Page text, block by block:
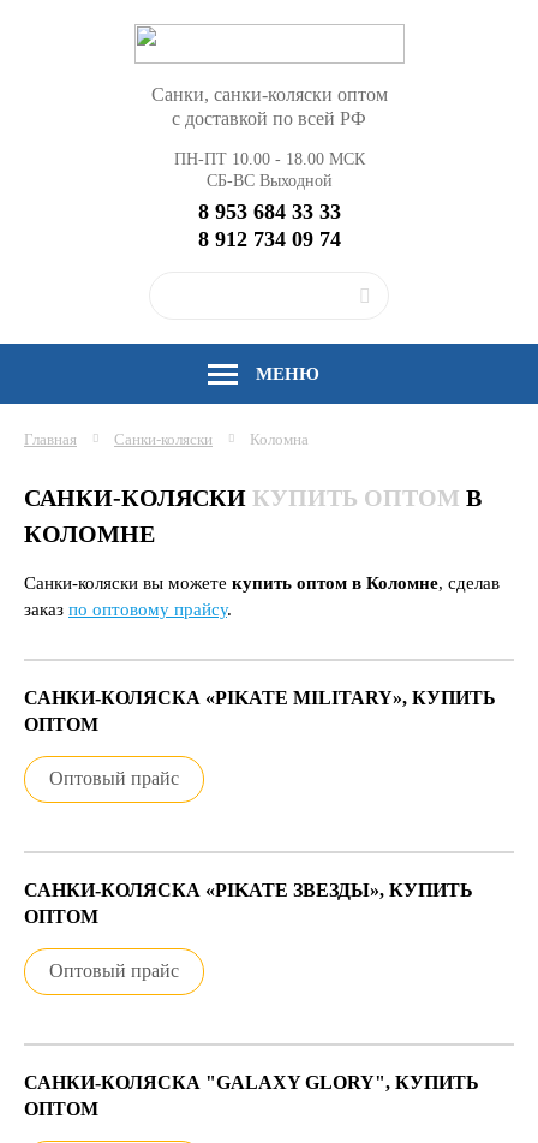
Санки, санки-коляски оптом
с доставкой по всей РФ
ПН-ПТ 10.00 - 18.00 МСК
СБ-ВС Выходной
8 953 684 33 33
8 912 734 09 74
МЕНЮ
Главная Санки-коляски Коломна
САНКИ-КОЛЯСКИ КУПИТЬ ОПТОМ В
КОЛОМНЕ
Санки-коляски вы можете купить оптом в Коломне, сделав
заказ по оптовому прайсу.
САНКИ-КОЛЯСКА «PIKATE MILITARY», КУПИТЬ
ОПТОМ
Оптовый прайс
САНКИ-КОЛЯСКА «PIKATE ЗВЕЗДЫ», КУПИТЬ
ОПТОМ
Оптовый прайс
САНКИ-КОЛЯСКА "GALAXY GLORY", КУПИТЬ
ОПТОМ